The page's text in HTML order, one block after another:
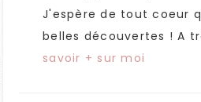
J'espère de tout coeur
belles découvertes ! A
savoir + sur moi